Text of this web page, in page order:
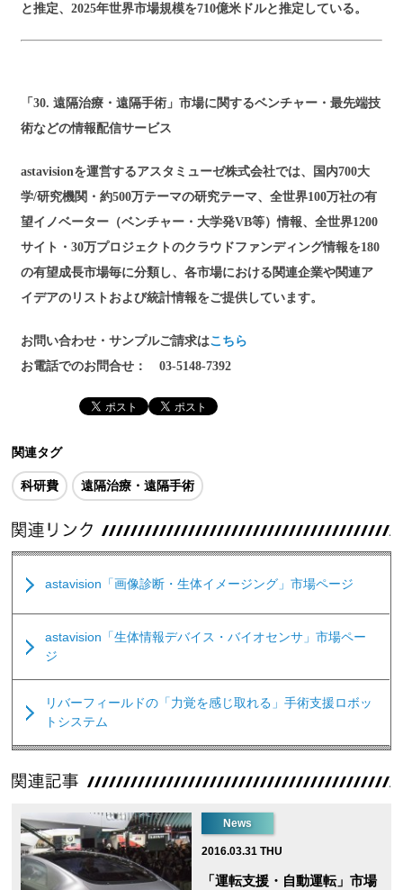
と推定、2025年世界市場規模を710億米ドルと推定している。
「30. 遠隔治療・遠隔手術」市場に関するベンチャー・最先端技
術などの情報配信サービス
astavisionを運営するアスタミューゼ株式会社では、
国内700大
学/研究機関・約500万テーマの研究テーマ、全世界100万社の有
望イノベーター（ベンチャー・ 大学発VB等）情報、全世界1200
サイト・30万プロジェクトのクラウドファンディング情報を180
の有望成長市場毎に分類し、各市場における関連企業や関連ア
イデアのリストおよび統計情報をご提供しています。
お問い合わせ・サンプルご請求はこちら
お電話でのお問合せ： 03-5148-7392
関連タグ
科研費 遠隔治療・遠隔手術
astavision「画像診断・生体イメージング」市場ページ
astavision「生体情報デバイス・バイオセンサ」市場ペー
ジ
リバーフィールドの「力覚を感じ取れる」手術支援ロボッ
トシステム
News
2016.03.31 THU
「運転支援・自動運転」市場